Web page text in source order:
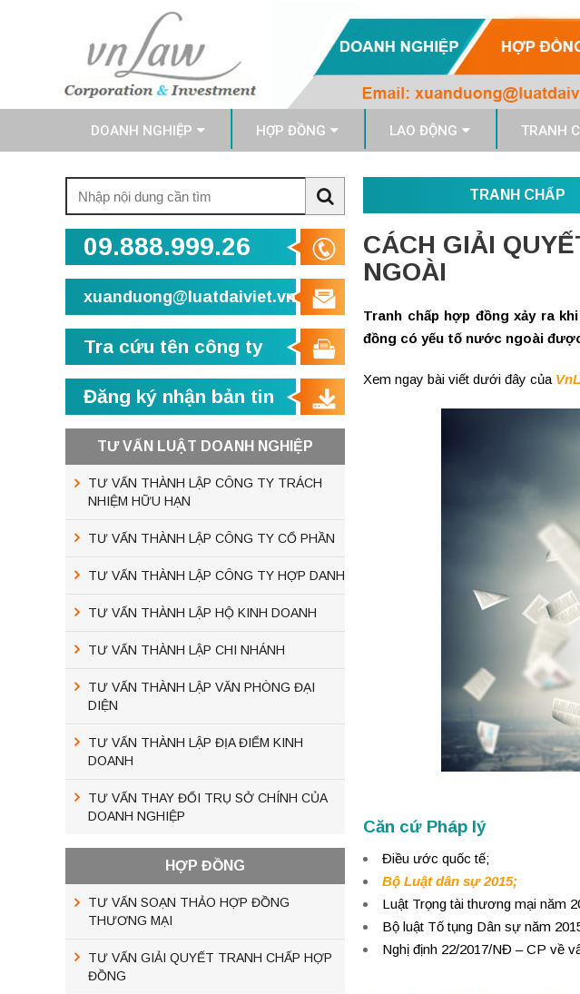
DOANH NGHIỆP HỢP ĐỒNG LAO ĐỘNG TRANH
TRANH CHẤP
CÁCH GIẢI
NGOÀI
Tranh chấp hợp đồng xảy ra
đồng có yếu tố nước ngoài
Xem ngay bài viết dưới đây của
Căn cứ Pháp lý
Điều ước quốc tế;
Bộ Luật dân sự 2015;
Luật Trọng tài thương mại năm
Bộ luật Tố tụng Dân sự năm
Nghị định 22/2017/NĐ – CP về
kiếm:
Search
09.888.999.26
xuanduong@luatdaiviet.vn
Tra cứu tên công ty
Đăng ký nhận bản tin
TƯ VẤN LUẬT DOANH NGHIỆP
TƯ VẤN THÀNH LẬP CÔNG TY TRÁCH
NHIỆM HỮU HẠN
TƯ VẤN THÀNH LẬP CÔNG TY CỔ PHẦN
TƯ VẤN THÀNH LẬP CÔNG TY HỢP DANH
TƯ VẤN THÀNH LẬP HỘ KINH DOANH
TƯ VẤN THÀNH LẬP CHI NHÁNH
TƯ VẤN THÀNH LẬP VĂN PHÒNG ĐẠI
DIỆN
TƯ VẤN THÀNH LẬP ĐỊA ĐIỂM KINH
DOANH
TƯ VẤN THAY ĐỔI TRỤ SỞ CHÍNH CỦA
DOANH NGHIỆP
HỢP ĐỒNG
TƯ VẤN SOẠN THẢO HỢP ĐỒNG
THƯƠNG MẠI
TƯ VẤN GIẢI QUYẾT TRANH CHẤP HỢP
ĐỒNG